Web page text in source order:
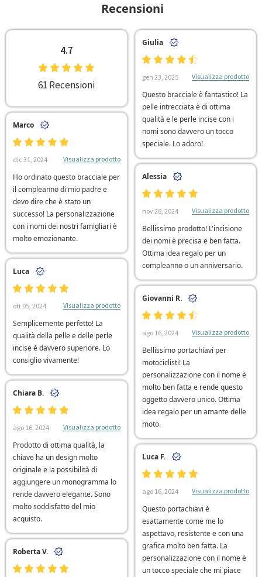
Recensioni
4.7
61 Recensioni
Giulia
gen 23, 2025 Visualizza prodotto
Questo bracciale è fantastico! La
pelle intrecciata è di ottima
qualità e le perle incise con i
nomi sono davvero un tocco
speciale. Lo adoro!
Marco
dic 31, 2024 Visualizza prodotto
Ho ordinato questo bracciale per
il compleanno di mio padre e
devo dire che è stato un
successo! La personalizzazione
con i nomi dei nostri famigliari è
molto emozionante.
Alessia
nov 28, 2024 Visualizza prodotto
Bellissimo prodotto! L'incisione
dei nomi è precisa e ben fatta.
Ottima idea regalo per un
compleanno o un anniversario.
Luca
ott 05, 2024 Visualizza prodotto
Semplicemente perfetto! La
qualità della pelle e delle perle
incise è davvero superiore. Lo
consiglio vivamente!
Giovanni R.
ago 16, 2024 Visualizza prodotto
Bellissimo portachiavi per
motociclisti! La
personalizzazione con il nome è
molto ben fatta e rende questo
oggetto davvero unico. Ottima
idea regalo per un amante delle
moto.
Chiara B.
ago 16, 2024 Visualizza prodotto
Prodotto di ottima qualità, la
chiave ha un design molto
originale e la possibilità di
aggiungere un monogramma lo
rende davvero elegante. Sono
molto soddisfatto del mio
acquisto.
Luca F.
ago 16, 2024 Visualizza prodotto
Questo portachiavi è
esattamente come me lo
aspettavo, resistente e con una
grafica molto ben fatta. La
personalizzazione con il nome è
un tocco speciale che mi piace
Roberta V.